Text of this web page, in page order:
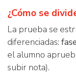
¿Cómo se
La prueba se
diferenciadas:
el alumno
subir nota).